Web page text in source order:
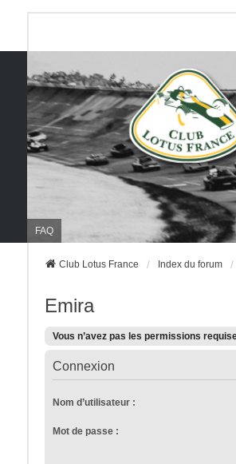
FAQ
Club Lotus France Index du forum
Emira
Vous n’avez pas les permissions
Connexion
Nom d’utilisateur :
Mot de passe :